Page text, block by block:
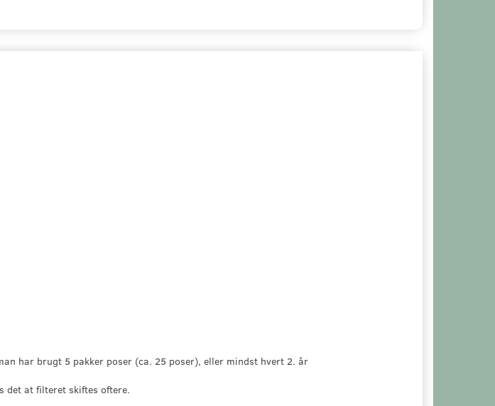
har brugt 5 pakker poser (ca. 25 poser), eller mindst hvert 2. år
det at filteret skiftes oftere.